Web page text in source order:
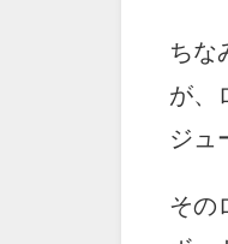
ちな
が、
ジュ
その